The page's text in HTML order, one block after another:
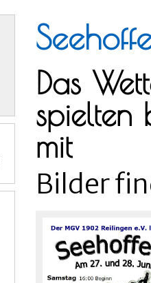
Das
spielten
mit
Bilder